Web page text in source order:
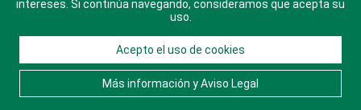
© 2021 Diario Libre, todos los derechos reservados.
Consulta elAviso Legal. Ponte en Contacto
nosotros y conoce más sobre Diario Libre
intereses. Si continúa navegando, consideramos que acepta su
uso.
Acepto el uso de cookies
Más información y Aviso Legal